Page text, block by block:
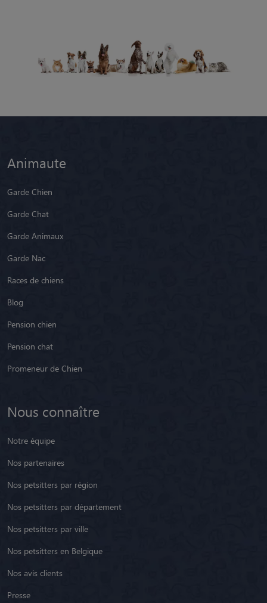
Animaute
Garde Chien
Garde Chat
Garde Animaux
Garde Nac
Races de chiens
Blog
Pension chien
Pension chat
Promeneur de Chien
Nous connaître
Notre équipe
Nos partenaires
Nos petsitters par région
Nos petsitters par département
Nos petsitters par ville
Nos petsitters en Belgique
Nos avis clients
Presse